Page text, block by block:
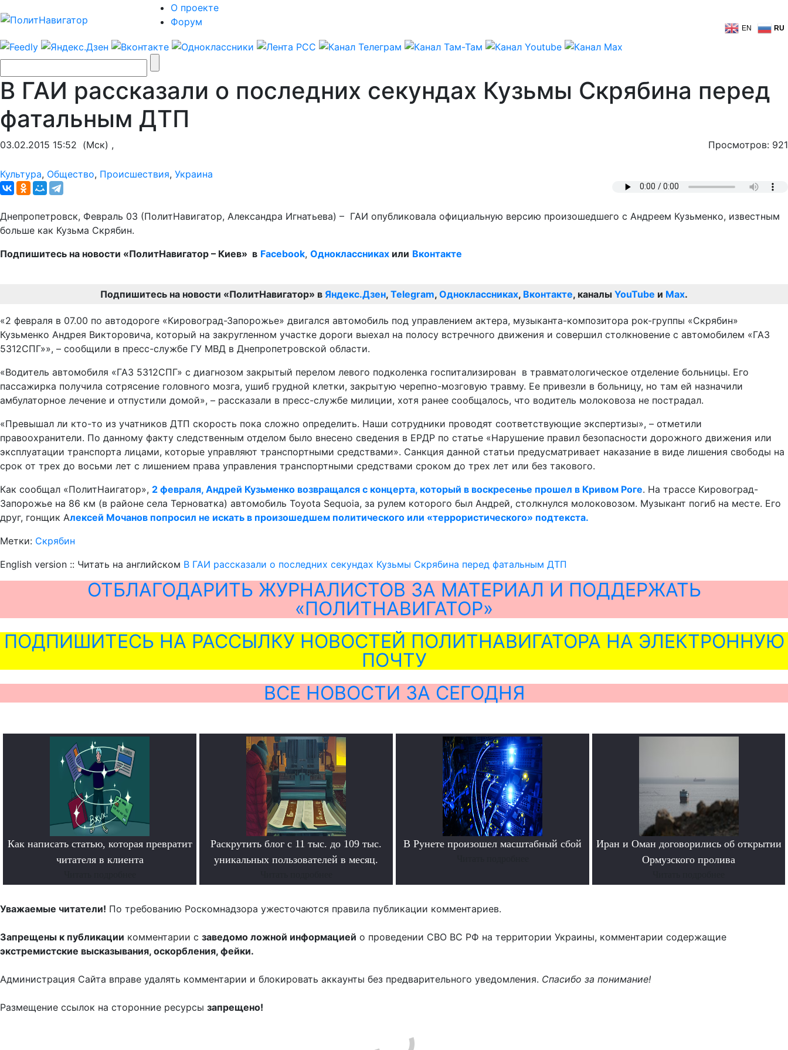
О проекте
Форум
EN RU
В ГАИ рассказали о последних секундах Кузьмы Скрябина перед
фатальным ДТП
03.02.2015 15:52 (Мск) , Просмотров: 921
Культура, Общество, Происшествия, Украина
Днепропетровск, Февраль 03 (ПолитНавигатор, Александра Игнатьева) – ГАИ опубликовала официальную версию произошедшего с Андреем Кузьменко, известным
больше как Кузьма Скрябин.
Подпишитесь на новости «ПолитНавигатор – Киев» в Facebook, Одноклассниках или Вконтакте
Подпишитесь на новости «ПолитНавигатор» в Яндекс.Дзен, Telegram, Одноклассниках, Вконтакте, каналы YouTube и Max.
«2 февраля в 07.00 по автодороге «Кировоград-Запорожье» двигался автомобиль под управлением актера, музыканта-композитора рок-группы «Скрябин»
Кузьменко Андрея Викторовича, который на закругленном участке дороги выехал на полосу встречного движения и совершил столкновение с автомобилем «ГАЗ
5312СПГ»», – сообщили в пресс-службе ГУ МВД в Днепропетровской области.
«Водитель автомобиля «ГАЗ 5312СПГ» с диагнозом закрытый перелом левого подколенка госпитализирован в травматологическое отделение больницы. Его
пассажирка получила сотрясение головного мозга, ушиб грудной клетки, закрытую черепно-мозговую травму. Ее привезли в больницу, но там ей назначили
амбулаторное лечение и отпустили домой», – рассказали в пресс-службе милиции, хотя ранее сообщалось, что водитель молоковоза не пострадал.
«Превышал ли кто-то из учатников ДТП скорость пока сложно определить. Наши сотрудники проводят соответствующие экспертизы», – отметили
правоохранители. По данному факту следственным отделом было внесено сведения в ЕРДР по статье «Нарушение правил безопасности дорожного движения или
эксплуатации транспорта лицами, которые управляют транспортными средствами». Санкция данной статьи предусматривает наказание в виде лишения свободы на
срок от трех до восьми лет с лишением права управления транспортными средствами сроком до трех лет или без такового.
Как сообщал «ПолитНаигатор», 2 февраля, Андрей Кузьменко возвращался с концерта, который в воскресенье прошел в Кривом Роге. На трассе Кировоград-
Запорожье на 86 км (в районе села Терноватка) автомобиль Toyota Sequoia, за рулем которого был Андрей, столкнулся молоковозом. Музыкант погиб на месте. Его
друг, гонщик Алексей Мочанов попросил не искать в произошедшем политического или «террористического» подтекста.
Метки: Скрябин
English version :: Читать на английском В ГАИ рассказали о последних секундах Кузьмы Скрябина перед фатальным ДТП
ОТБЛАГОДАРИТЬ ЖУРНАЛИСТОВ ЗА МАТЕРИАЛ И ПОДДЕРЖАТЬ
«ПОЛИТНАВИГАТОР»
ПОДПИШИТЕСЬ НА РАССЫЛКУ НОВОСТЕЙ ПОЛИТНАВИГАТОРА НА ЭЛЕКТРОННУЮ
ПОЧТУ
ВСЕ НОВОСТИ ЗА СЕГОДНЯ
Как написать статью, которая превратит
читателя в клиента
Раскрутить блог с 11 тыс. до 109 тыс.
уникальных пользователей в месяц.
В Рунете произошел масштабный сбой
Иран и Оман договорились об открытии
Ормузского пролива
Уважаемые читатели! По требованию Роскомнадзора ужесточаются правила публикации комментариев.
Запрещены к публикации комментарии с заведомо ложной информацией о проведении СВО ВС РФ на территории Украины, комментарии содержащие
экстремистские высказывания, оскорбления, фейки.
Администрация Сайта вправе удалять комментарии и блокировать аккаунты без предварительного уведомления. Спасибо за понимание!
Размещение ссылок на сторонние ресурсы запрещено!